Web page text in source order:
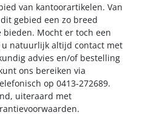
van kantoorartikelen. Van
gebied een zo breed
Mocht er toch een
natuurlijk altijd contact met
advies en/of bestelling
ons bereiken via
op 0413-272689.
uiteraard met